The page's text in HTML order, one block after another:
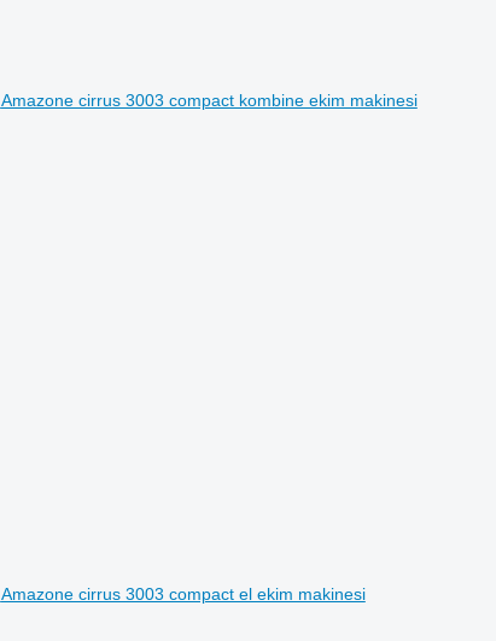
Amazone cirrus 3003 compact kombine ekim makinesi
Amazone cirrus 3003 compact el ekim makinesi